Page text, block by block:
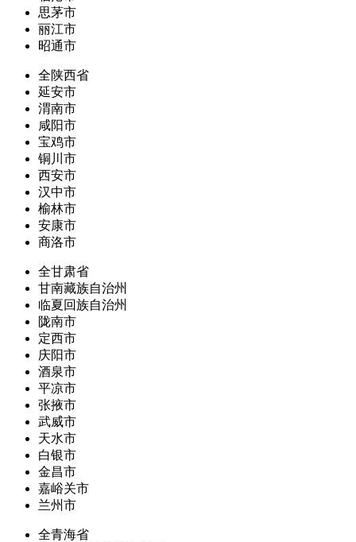
思茅市
丽江市
昭通市
全陕西省
延安市
渭南市
咸阳市
宝鸡市
铜川市
西安市
汉中市
榆林市
安康市
商洛市
全甘肃省
甘南藏族自治州
临夏回族自治州
陇南市
定西市
庆阳市
酒泉市
平凉市
张掖市
武威市
天水市
白银市
金昌市
嘉峪关市
兰州市
全青海省